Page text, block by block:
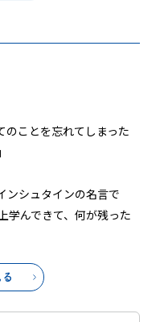
ことを忘れてしまった
ンシュタインの名言で
学んできて、何が残った